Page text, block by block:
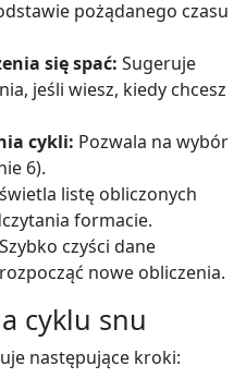
pożądanego czasu
się spać: Sugeruje
jeśli wiesz, kiedy chcesz
cykli: Pozwala na wybór
6).
listę obliczonych
formacie.
Szybko czyści dane
nowe obliczenia.
cyklu snu
następujące kroki: